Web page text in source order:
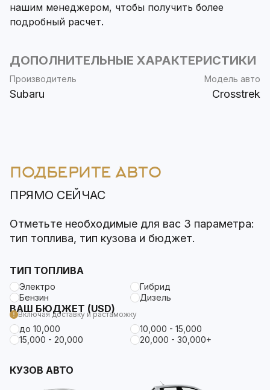
нашим менеджером, чтобы получить более
подробный расчет.
ДОПОЛНИТЕЛЬНЫЕ ХАРАКТЕРИСТИКИ
Производитель
Subaru
Модель авто
Crosstrek
ПОДБЕРИТЕ АВТО
ПРЯМО СЕЙЧАС
Отметьте необходимые для вас 3 параметра:
тип топлива, тип кузова и бюджет.
ТИП ТОПЛИВА
Электро
Гибрид
Бензин
Дизель
ВАШ БЮДЖЕТ (USD)
Включая доставку и растаможку
до 10,000
10,000 - 15,000
15,000 - 20,000
20,000 - 30,000+
КУЗОВ АВТО